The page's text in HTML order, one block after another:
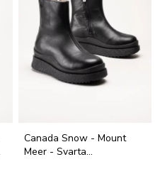
Canada Snow - Mount
Meer - Svarta